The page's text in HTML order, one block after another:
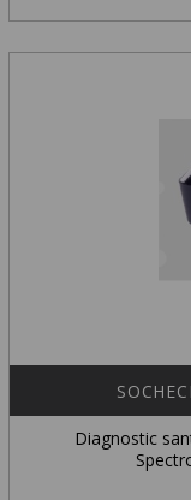
Diagnostic